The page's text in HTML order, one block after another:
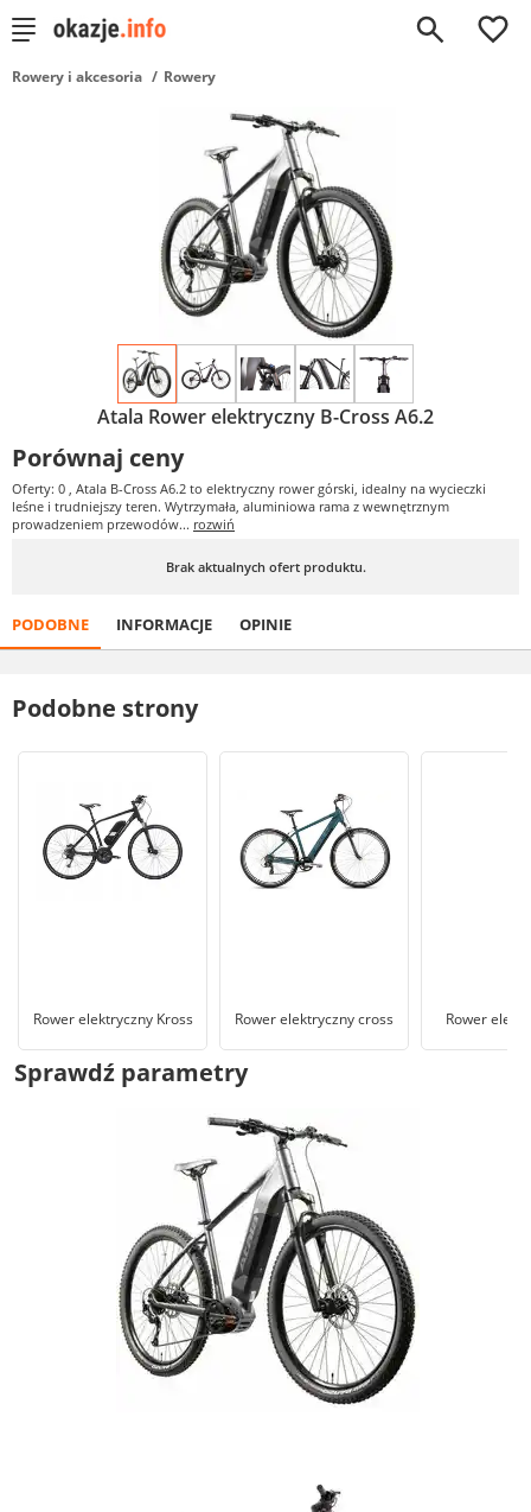
0
Rowery i akcesoria Rowery
Atala Rower elektryczny B-Cross A6.2
Porównaj ceny
Oferty: 0 , Atala B-Cross A6.2 to elektryczny rower górski, idealny na wycieczki
leśne i trudniejszy teren. Wytrzymała, aluminiowa rama z wewnętrznym
prowadzeniem przewodów... rozwiń
Brak aktualnych ofert produktu.
PODOBNE INFORMACJE OPINIE
Podobne strony
Rower elektryczny Kross Rower elektryczny cross Rower
Sprawdź parametry